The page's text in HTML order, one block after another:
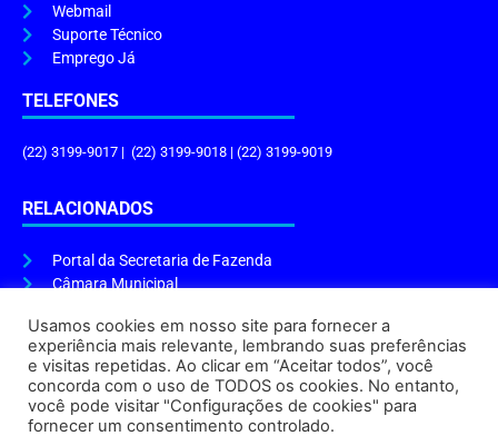
Webmail
Suporte Técnico
Emprego Já
TELEFONES
(22) 3199-9017 | (22) 3199-9018 | (22) 3199-9019
RELACIONADOS
Portal da Secretaria de Fazenda
Câmara Municipal
ENDEREÇO E HORÁRIO
Endereço:Praça Tiradentes, s/n – Centro, Cabo Frio – RJ, 28906-290
Atendimento do Protocolo Geral da Prefeitura:9h às 16h
Usamos cookies em nosso site para fornecer a
experiência mais relevante, lembrando suas preferências
e visitas repetidas. Ao clicar em “Aceitar todos”, você
concorda com o uso de TODOS os cookies. No entanto,
você pode visitar "Configurações de cookies" para
fornecer um consentimento controlado.